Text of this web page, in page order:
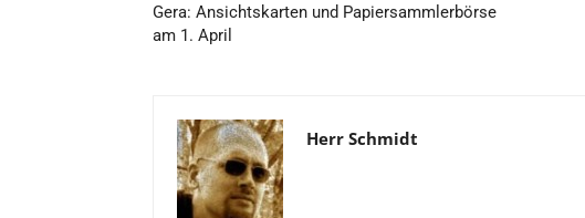
Gera: Ansichtskarten und Papiersammlerbörse
am 1. April
Herr Schmidt